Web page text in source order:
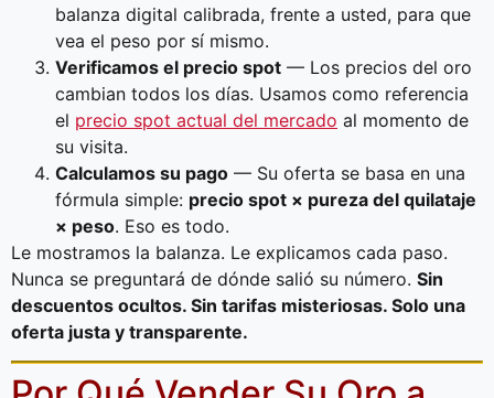
balanza digital calibrada, frente a usted, para que
vea el peso por sí mismo.
Verificamos el precio spot — Los precios del oro
cambian todos los días. Usamos como referencia
el precio spot actual del mercado al momento de
su visita.
Calculamos su pago — Su oferta se basa en una
fórmula simple: precio spot × pureza del quilataje
× peso. Eso es todo.
Le mostramos la balanza. Le explicamos cada paso.
Nunca se preguntará de dónde salió su número. Sin
descuentos ocultos. Sin tarifas misteriosas. Solo una
oferta justa y transparente.